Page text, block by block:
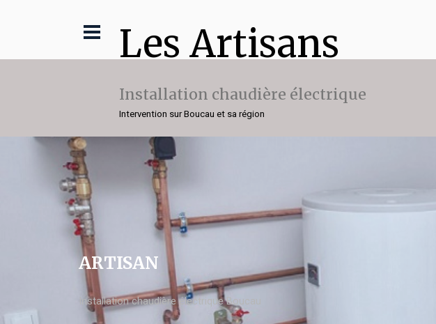
Les Artisans
Installation chaudière électrique
Intervention sur Boucau et sa région
ARTISAN
Installation chaudière électrique Boucau